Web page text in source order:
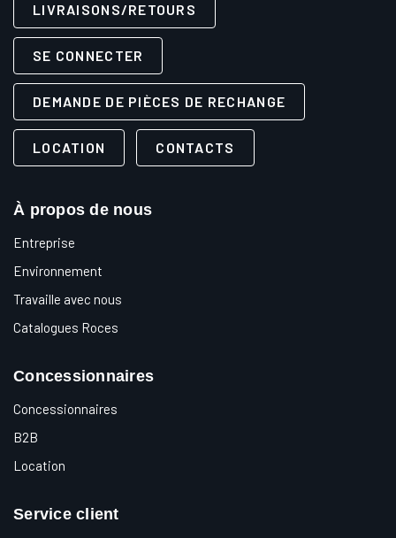
LIVRAISONS/RETOURS
SE CONNECTER
DEMANDE DE PIÈCES DE RECHANGE
LOCATION CONTACTS
À propos de nous
Entreprise
Environnement
Travaille avec nous
Catalogues Roces
Concessionnaires
Concessionnaires
B2B
Location
Service client